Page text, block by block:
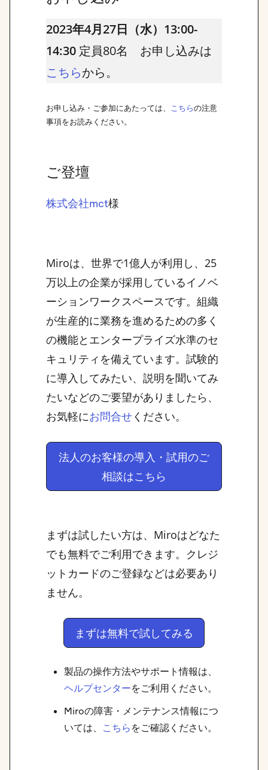
2023年4月27日（水）13:00-
14:30 定員80名 お申し込みは
こちらから。
お申し込み・ご参加にあたっては、 こちらの注意
事項をお読みください。
ご登壇
株式会社mct様
Miroは、世界で1億人が利用し、25
万以上の企業が採用しているイノベ
ーションワークスペースです。組織
が生産的に業務を進めるための多く
の機能とエンタープライズ水準のセ
キュリティを備えています。試験的
に導入してみたい、説明を聞いてみ
たいなどのご要望がありましたら、
お気軽にお問合せください。
法人のお客様の導入・試用のご
相談はこちら
まずは試したい方は、Miroはどなた
でも無料でご利用できます。クレジ
ットカードのご登録などは必要あり
ません。
まずは無料で試してみる
製品の操作方法やサポート情報は、
ヘルプセンターをご利用ください。
Miroの障害・メンテナンス情報につ
いては、 こちら をご確認ください。